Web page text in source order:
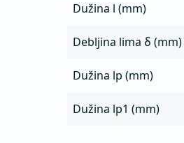
Dužina l (mm)
Debljina lima δ (mm)
Dužina lp (mm)
Dužina lp1 (mm)